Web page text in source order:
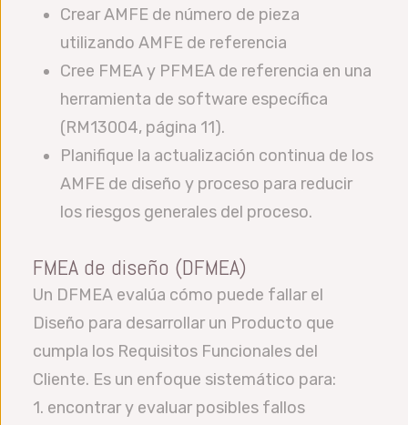
Crear AMFE de número de pieza
utilizando AMFE de referencia
Cree FMEA y PFMEA de referencia en una
herramienta de software específica
(RM13004, página 11).
Planifique la actualización continua de los
AMFE de diseño y proceso para reducir
los riesgos generales del proceso.
FMEA de diseño (DFMEA)
Un DFMEA evalúa cómo puede fallar el
Diseño para desarrollar un Producto que
cumpla los Requisitos Funcionales del
Cliente. Es un enfoque sistemático para:
1. encontrar y evaluar posibles fallos